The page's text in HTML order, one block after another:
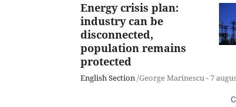
Energy crisis plan:
industry can be
disconnected,
population remains
protected
English Section /George Marinescu -7